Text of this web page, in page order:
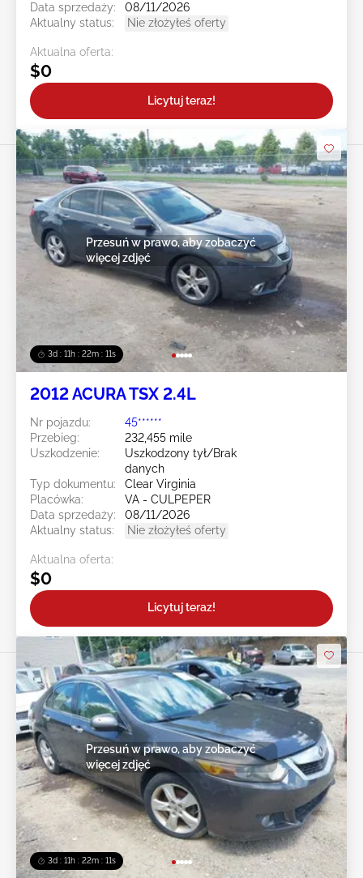
Data sprzedaży:
08/11/2026
Aktualny status:
Nie złożyłeś oferty
Aktualna oferta:
$0
Licytuj teraz!
3d : 11h : 22m : 08s
Przesuń w prawo, aby zobaczyć
więcej zdjęć
2012 ACURA TSX 2.4L
Nr pojazdu:
45******
Przebieg:
232,455 mile
Uszkodzenie:
Uszkodzony tył/Brak
danych
Typ dokumentu:
Clear Virginia
Placówka:
VA - CULPEPER
Data sprzedaży:
08/11/2026
Aktualny status:
Nie złożyłeś oferty
Aktualna oferta:
$0
Licytuj teraz!
3d : 11h : 22m : 08s
Przesuń w prawo, aby zobaczyć
więcej zdjęć